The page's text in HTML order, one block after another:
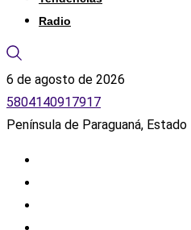
Radio
6 de agosto de 2026
5804140917917
Península de Paraguaná,